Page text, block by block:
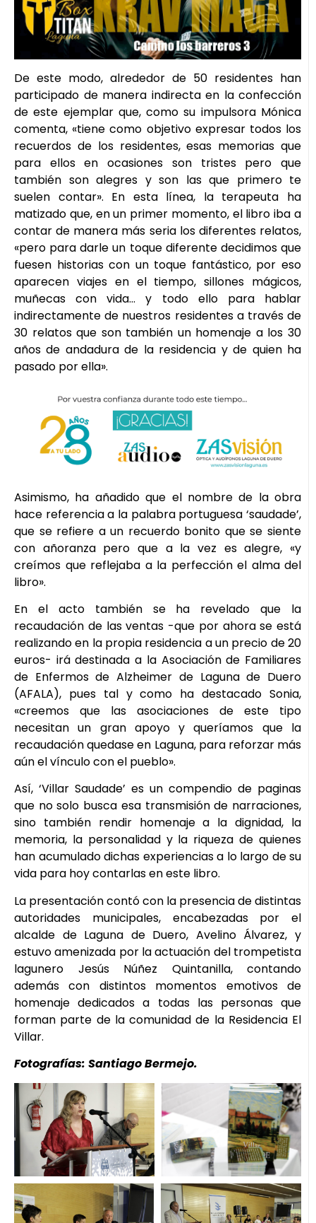
De este modo, alrededor de 50 residentes han
participado de manera indirecta en la confección
de este ejemplar que, como su impulsora Mónica
comenta, «tiene como objetivo expresar todos los
recuerdos de los residentes, esas memorias que
para ellos en ocasiones son tristes pero que
también son alegres y son las que primero te
suelen contar». En esta línea, la terapeuta ha
matizado que, en un primer momento, el libro iba a
contar de manera más seria los diferentes relatos,
«pero para darle un toque diferente decidimos que
fuesen historias con un toque fantástico, por eso
aparecen viajes en el tiempo, sillones mágicos,
muñecas con vida… y todo ello para hablar
indirectamente de nuestros residentes a través de
30 relatos que son también un homenaje a los 30
años de andadura de la residencia y de quien ha
pasado por ella».
Asimismo, ha añadido que el nombre de la obra
hace referencia a la palabra portuguesa ‘saudade’,
que se refiere a un recuerdo bonito que se siente
con añoranza pero que a la vez es alegre, «y
creímos que reflejaba a la perfección el alma del
libro».
En el acto también se ha revelado que la
recaudación de las ventas -que por ahora se está
realizando en la propia residencia a un precio de 20
euros- irá destinada a la Asociación de Familiares
de Enfermos de Alzheimer de Laguna de Duero
(AFALA), pues tal y como ha destacado Sonia,
«creemos que las asociaciones de este tipo
necesitan un gran apoyo y queríamos que la
recaudación quedase en Laguna, para reforzar más
aún el vínculo con el pueblo».
Así, ‘Villar Saudade’ es un compendio de paginas
que no solo busca esa transmisión de narraciones,
sino también rendir homenaje a la dignidad, la
memoria, la personalidad y la riqueza de quienes
han acumulado dichas experiencias a lo largo de su
vida para hoy contarlas en este libro.
La presentación contó con la presencia de distintas
autoridades municipales, encabezadas por el
alcalde de Laguna de Duero, Avelino Álvarez, y
estuvo amenizada por la actuación del trompetista
lagunero Jesús Núñez Quintanilla, contando
además con distintos momentos emotivos de
homenaje dedicados a todas las personas que
forman parte de la comunidad de la Residencia El
Villar.
Fotografías: Santiago Bermejo.